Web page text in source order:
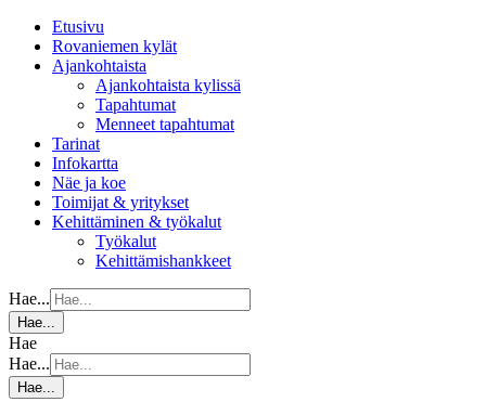
Etusivu
Rovaniemen kylät
Ajankohtaista
Ajankohtaista kylissä
Tapahtumat
Menneet tapahtumat
Tarinat
Infokartta
Näe ja koe
Toimijat & yritykset
Kehittäminen & työkalut
Työkalut
Kehittämishankkeet
Hae...
Hae...
Hae
Hae...
Hae...